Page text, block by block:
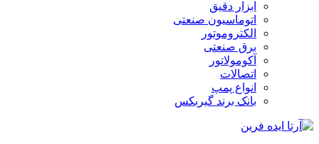
ابزار دقیق
اتوماسیون صنعتی
الکتروموتور
برق صنعتی
آکومولاتور
اتصالات
انواع پمپ
بانک برند گیربکس